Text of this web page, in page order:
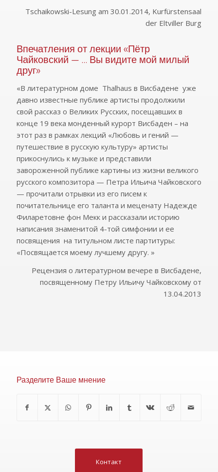
Tschaikowski-Lesung am 30.01.2014, Kurfürstensaal
der Eltviller Burg
Впечатления от лекции «Пётр
Чайковский — … Вы видите мой милый
друг»
«В литературном доме Thalhaus в Висбадене уже
давно известные публике артисты продолжили
свой рассказ о Великих Русских, посещавших в
конце 19 века монденный курорт Висбаден – на
этот раз в рамках лекций «Любовь и гений —
путешествие в русскую культуру» артисты
прикоснулись к музыке и представили
завороженной публике картины из жизни великого
русского композитора — Петра Ильича Чайковского
— прочитали отрывки из его писем к
почитательнице его таланта и меценату Надежде
Филаретовне фон Мекк и рассказали историю
написания знаменитой 4-той симфонии и ее
посвящения на титульном листе партитуры:
«Посвящается моему лучшему другу. »
Рецензия о литературном вечере в Висбадене,
посвященному Петру Ильичу Чайковскому от
13.04.2013
Разделите Ваше мнение
Контакт